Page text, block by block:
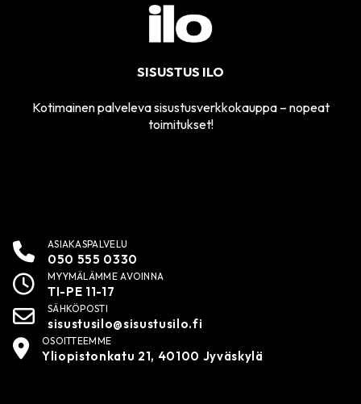
SISUSTUS ILO
Kotimainen palveleva sisustusverkkokauppa – nopeat
toimitukset!
ASIAKASPALVELU
050 555 0330
MYYMÄLÄMME AVOINNA
TI-PE 11-17
SÄHKÖPOSTI
sisustusilo@sisustusilo.fi
OSOITTEEMME
Yliopistonkatu 21, 40100 Jyväskylä